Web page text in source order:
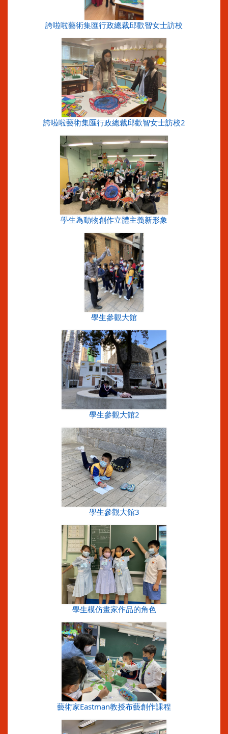
誇啦啦藝術集匯行政總裁邱歡智女士訪校
誇啦啦藝術集匯行政總裁邱歡智女士訪校2
學生為動物創作立體主義新形象
學生參觀大館
學生參觀大館2
學生參觀大館3
學生模仿畫家作品的角色
藝術家Eastman教授布藝創作課程